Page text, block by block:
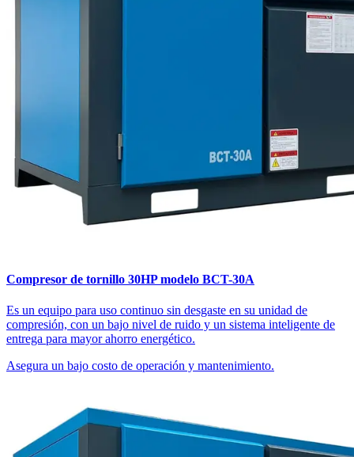
Compresor de tornillo 30HP modelo BCT-30A
Es un equipo para uso continuo sin desgaste en su unidad de
compresión, con un bajo nivel de ruido y un sistema inteligente de
entrega para mayor ahorro energético.
Asegura un bajo costo de operación y mantenimiento.